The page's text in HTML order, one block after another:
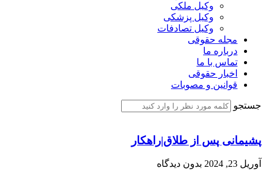
وکیل ملکی
وکیل پزشکی
وکیل تصادفات
مجله حقوقی
درباره ما
تماس با ما
اخبار حقوقی
قوانین و مصوبات
جستجو
پشیمانی پس از طلاق|راهکار
آوریل 23, 2024 بدون دیدگاه